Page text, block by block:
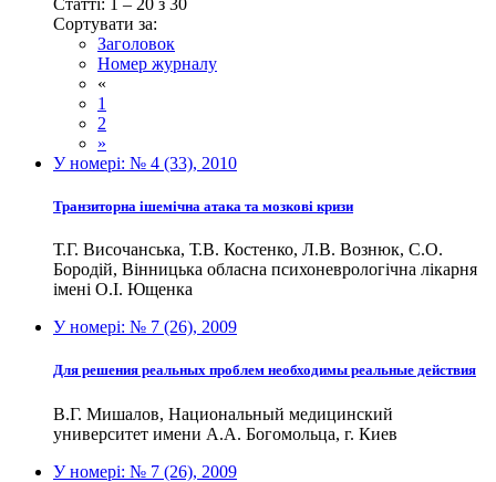
Сортувати за:
Заголовок
Номер журналу
«
1
2
»
У номері: № 4 (33), 2010
Транзиторна ішемічна атака та мозкові кризи
Т.Г. Височанська, Т.В. Костенко, Л.В. Вознюк, С.О.
Бородій, Вінницька обласна психоневрологічна лікарня
імені О.І. Ющенка
У номері: № 7 (26), 2009
Для решения реальных проблем необходимы реальные действия
В.Г. Мишалов, Национальный медицинский
университет имени А.А. Богомольца, г. Киев
У номері: № 7 (26), 2009